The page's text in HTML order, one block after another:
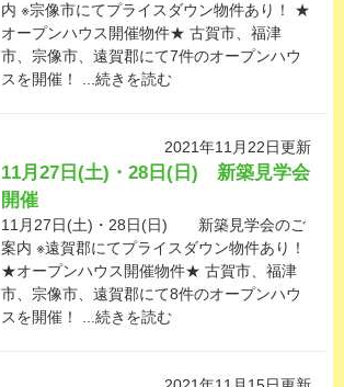
内 ※宗像市にてプライスダウン物件あり！ ★
オープンハウス開催物件★ 古賀市、福津
市、宗像市、遠賀郡にて7件のオープンハウ
スを開催！ ...続きを読む
2021年11月22日更新
11月27日(土)・28日(日) 新築見学会
開催
11月27日(土)・28日(日) 新築見学会のご
案内 ※遠賀郡にてプライスダウン物件あり！
★オープンハウス開催物件★ 古賀市、福津
市、宗像市、遠賀郡にて8件のオープンハウ
スを開催！ ...続きを読む